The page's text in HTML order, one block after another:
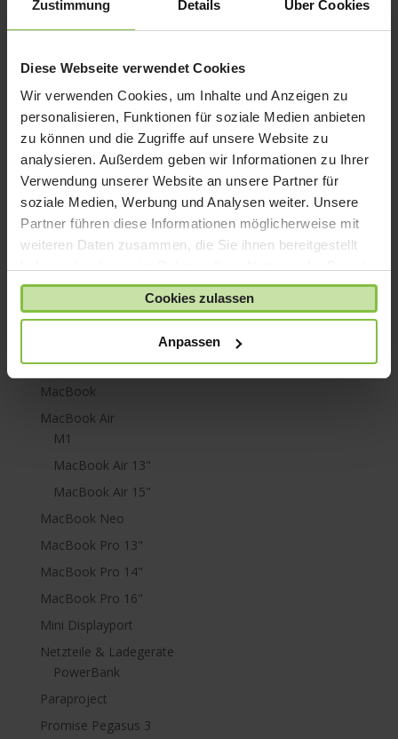
Zustimmung Details Über Cookies
Diese Webseite verwendet Cookies
Wir verwenden Cookies, um Inhalte und Anzeigen zu
personalisieren, Funktionen für soziale Medien anbieten
zu können und die Zugriffe auf unsere Website zu
analysieren. Außerdem geben wir Informationen zu Ihrer
Verwendung unserer Website an unsere Partner für
soziale Medien, Werbung und Analysen weiter. Unsere
Partner führen diese Informationen möglicherweise mit
weiteren Daten zusammen, die Sie ihnen bereitgestellt
gesammelt haben.
Cookies zulassen
Anpassen
iPhone SE
iPhone X
iPod nano
iPod shuffle
iPod touch
Kabel & Adapter
Kopfhörer
Lightning
Mac mini
Mac Studio
MacBook
MacBook Air
M1
MacBook Air 13"
MacBook Air 15"
MacBook Neo
MacBook Pro 13"
MacBook Pro 14"
MacBook Pro 16"
Mini Displayport
Netzteile & Ladegeräte
PowerBank
Paraproject
Promise Pegasus 3